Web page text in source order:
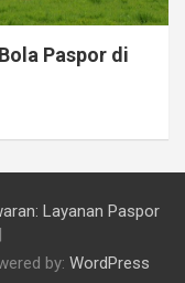
Paspor di
Layanan Paspor
by: WordPress